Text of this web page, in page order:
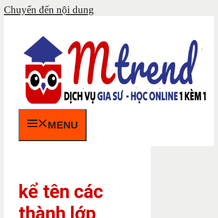
Chuyển đến nội dung
MENU
kể tên các
thành lớp